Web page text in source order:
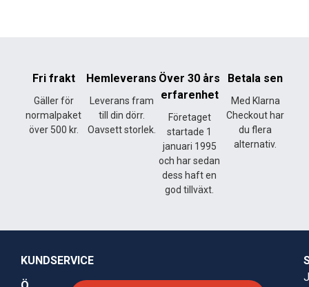
Fri frakt
Gäller för
normalpaket
över 500 kr.
Hemleverans
Leverans fram
till din dörr.
Oavsett storlek.
Över 30 års
erfarenhet
Företaget
startade 1
januari 1995
och har sedan
dess haft en
god tillväxt.
Betala sen
Med Klarna
Checkout har
du flera
alternativ.
KUNDSERVICE